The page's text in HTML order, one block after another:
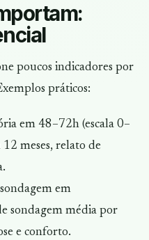
poucos indicadores por
práticos:
em 48–72h (escala 0–
meses, relato de
em
sondagem média por
e conforto.